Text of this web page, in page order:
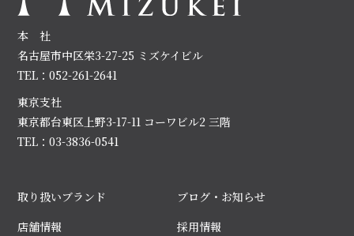
本 社
名古屋市中区栄3-27-25 ミズケイビル
TEL：052-261-2641
東京支社
東京都台東区上野3-17-11 コーワビル2 三階
TEL：03-3836-0541
取り扱いブランド
店舗情報
ブログ・お知らせ
採用情報